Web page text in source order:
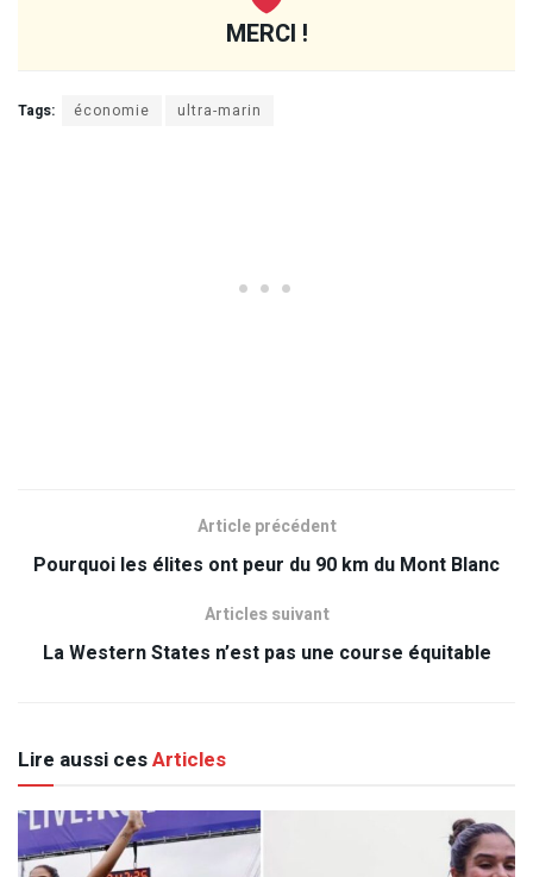
MERCI !
Tags: économie ultra-marin
Article précédent
Pourquoi les élites ont peur du 90 km du Mont Blanc
Articles suivant
La Western States n’est pas une course équitable
Lire aussi cesArticles